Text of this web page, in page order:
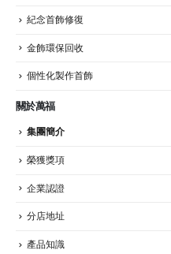
紀念首飾修復
金飾環保回收
個性化製作首飾
關於萬福
集團簡介
榮獲獎項
企業認證
分店地址
產品知識